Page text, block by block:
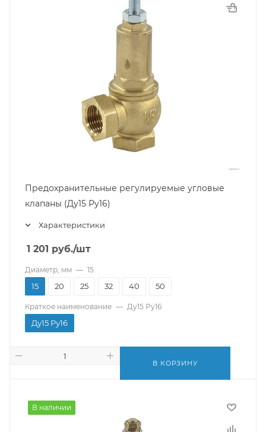
Предохранительные регулируемые угловые
клапаны (Ду15 Ру16)
Характеристики
1 201 руб./шт
Диаметр, мм — 15
15 20 25 32 40 50
Краткое наименование — Ду15 Ру16
Ду15 Ру16
В КОРЗИНУ
В наличии